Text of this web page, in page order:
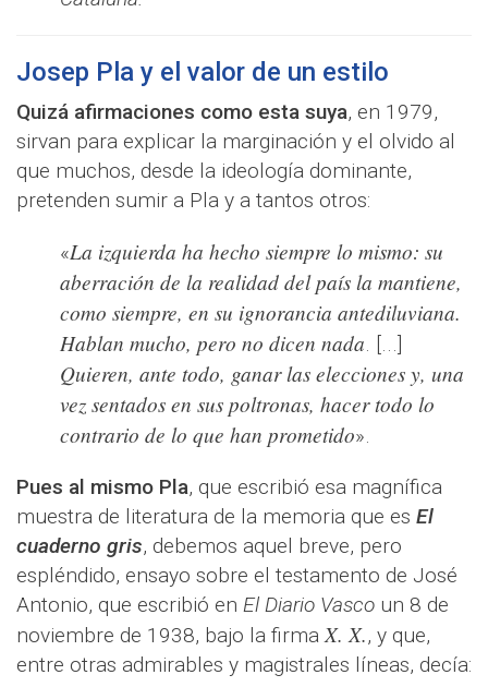
Josep Pla y el valor de un estilo
Quizá afirmaciones como esta suya, en 1979,
sirvan para explicar la marginación y el olvido al
que muchos, desde la ideología dominante,
pretenden sumir a Pla y a tantos otros:
«La izquierda ha hecho siempre lo mismo: su
aberración de la realidad del país la mantiene,
como siempre, en su ignorancia antediluviana.
Hablan mucho, pero no dicen nada. [...]
Quieren, ante todo, ganar las elecciones y, una
vez sentados en sus poltronas, hacer todo lo
contrario de lo que han prometido».
Pues al mismo Pla, que escribió esa magnífica
muestra de literatura de la memoria que es El
cuaderno gris, debemos aquel breve, pero
espléndido, ensayo sobre el testamento de José
Antonio, que escribió en El Diario Vasco un 8 de
noviembre de 1938, bajo la firmaX. X., y que,
entre otras admirables y magistrales líneas, decía: